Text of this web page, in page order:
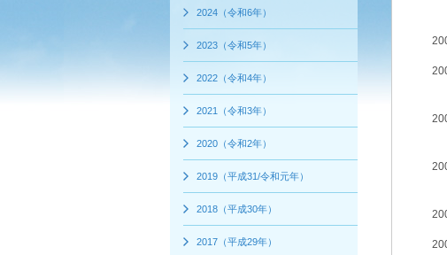
テクノロジー（住まいの性能）
建築事例・建築実例
デザイナーズギャラリー
インテリア
住まいづくりガイド
賃貸併用住宅
店舗・各種施設
土地活用モデルルーム見学
土地活用実例
リフォームの流れ
リフォームメニュー
リフォーム事例
再開発・官民連携事業
分譲マンション開発事業
収益不動産・投資開発事業
建築再生事業
アフターメンテナンス
ミサワリフォーム
MISAWAについて
ミサワホームグループ
IR情報
環境活動
2024（令和6年）
2023（令和5年）
2022（令和4年）
2021（令和3年）
2020（令和2年）
2019（平成31/令和元年）
2018（平成30年）
2017（平成29年）